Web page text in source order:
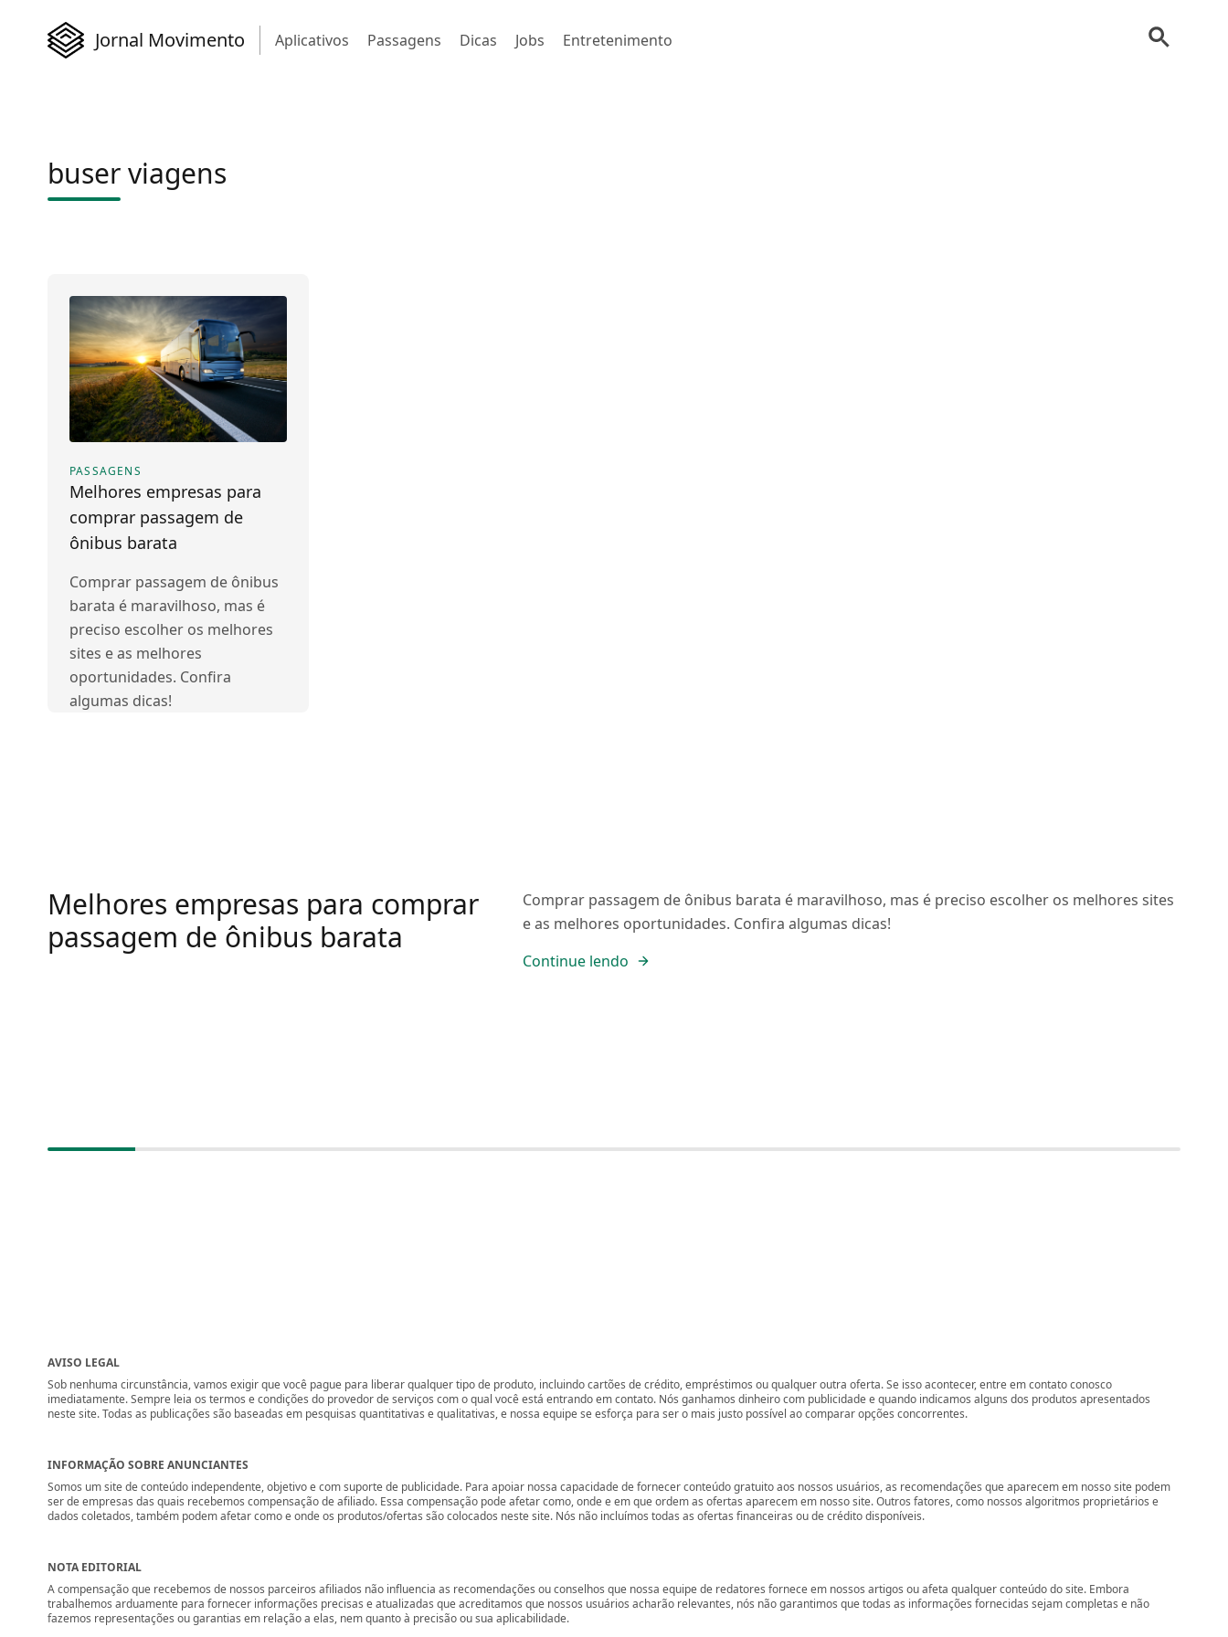
Jornal Movimento Aplicativos Passagens Dicas Jobs Entretenimento
buser viagens
PASSAGENS
Melhores empresas para
comprar passagem de
ônibus barata
Comprar passagem de ônibus
barata é maravilhoso, mas é
preciso escolher os melhores
sites e as melhores
oportunidades. Confira
algumas dicas!
Melhores empresas para comprar
passagem de ônibus barata
Comprar passagem de ônibus barata é maravilhoso, mas é preciso escolher os melhores sites
e as melhores oportunidades. Confira algumas dicas!
Continue lendo
AVISO LEGAL
Sob nenhuma circunstância, vamos exigir que você pague para liberar qualquer tipo de produto, incluindo cartões de crédito, empréstimos ou qualquer outra oferta. Se isso acontecer, entre em contato conosco
imediatamente. Sempre leia os termos e condições do provedor de serviços com o qual você está entrando em contato. Nós ganhamos dinheiro com publicidade e quando indicamos alguns dos produtos apresentados
neste site. Todas as publicações são baseadas em pesquisas quantitativas e qualitativas, e nossa equipe se esforça para ser o mais justo possível ao comparar opções concorrentes.
INFORMAÇÃO SOBRE ANUNCIANTES
Somos um site de conteúdo independente, objetivo e com suporte de publicidade. Para apoiar nossa capacidade de fornecer conteúdo gratuito aos nossos usuários, as recomendações que aparecem em nosso site podem
ser de empresas das quais recebemos compensação de afiliado. Essa compensação pode afetar como, onde e em que ordem as ofertas aparecem em nosso site. Outros fatores, como nossos algoritmos proprietários e
dados coletados, também podem afetar como e onde os produtos/ofertas são colocados neste site. Nós não incluímos todas as ofertas financeiras ou de crédito disponíveis.
NOTA EDITORIAL
A compensação que recebemos de nossos parceiros afiliados não influencia as recomendações ou conselhos que nossa equipe de redatores fornece em nossos artigos ou afeta qualquer conteúdo do site. Embora
trabalhemos arduamente para fornecer informações precisas e atualizadas que acreditamos que nossos usuários acharão relevantes, nós não garantimos que todas as informações fornecidas sejam completas e não
fazemos representações ou garantias em relação a elas, nem quanto à precisão ou sua aplicabilidade.